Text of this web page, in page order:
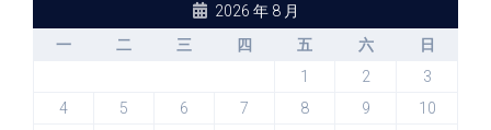
2026 年 8 月
一
二 三 四 五 六
日
1
2
3
4
5 6 7 8 9
10